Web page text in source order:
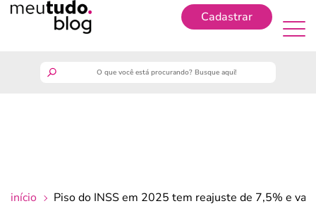
Cadastrar
início Piso do INSS em 2025 tem reajuste de 7,5% e vai